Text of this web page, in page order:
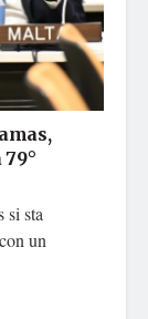
si sta
un